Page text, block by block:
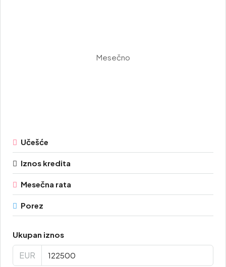
Mesečno
Učešće
Iznos kredita
Mesečna rata
Porez
Ukupan iznos
EUR